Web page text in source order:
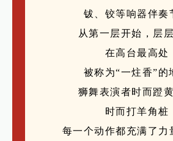
钹、铰等响器伴奏
从第一层开始，层
在高台最高处
被称为“一炷香”的
狮舞表演者时而蹬
时而打羊角桩
每一个动作都充满了力